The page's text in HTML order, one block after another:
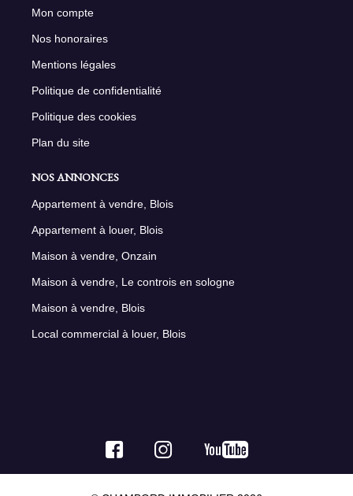
Mon compte
Nos honoraires
Mentions légales
Politique de confidentialité
Politique des cookies
Plan du site
NOS ANNONCES
Appartement à vendre, Blois
Appartement à louer, Blois
Maison à vendre, Onzain
Maison à vendre, Le controis en sologne
Maison à vendre, Blois
Local commercial à louer, Blois